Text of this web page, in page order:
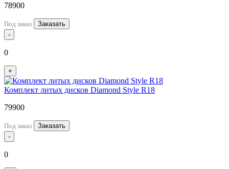
78900
Под заказ
Заказать
-
0
+
Комплект литых дисков Diamond Style R18
79900
Под заказ
Заказать
-
0